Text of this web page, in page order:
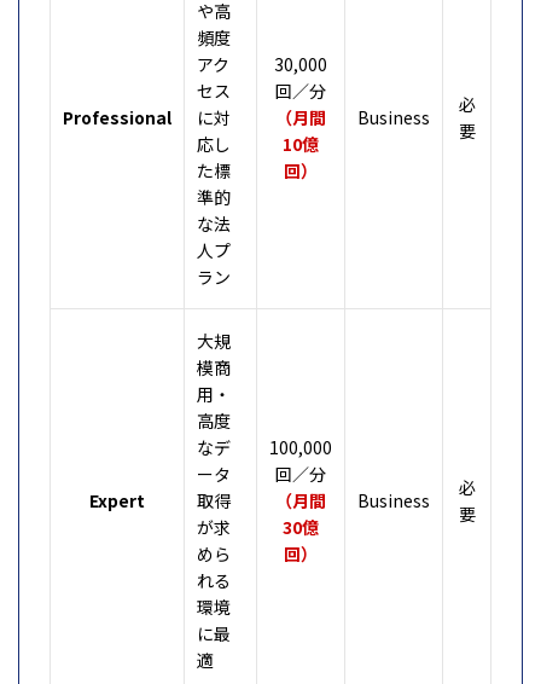
Professional
や高
頻度
アク
セス
に対
応し
た標
準的
な法
人プ
ラン
30,000
回／分
（月間
10億
回）
Business
必
要
Expert
大規
模商
用・
高度
なデ
ータ
取得
が求
めら
れる
環境
に最
適
100,000
回／分
（月間
30億
回）
Business
必
要